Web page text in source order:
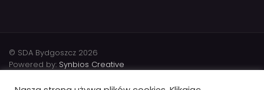
© SDA Bydgoszcz 2026
Powered by: Synbios Creative